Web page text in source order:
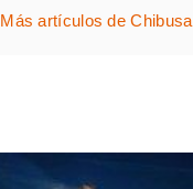
Más artículos de Chibusa